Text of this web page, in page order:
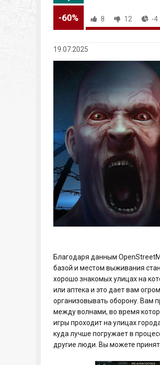
-60% 8 12 -4
19.07.2025
Благодаря данным
базой и местом выживания
хорошо знакомых улицах на
или аптека и это дает вам
организовывать оборону. Вам
между волнами, во время
игры проходит на улицах
куда лучше погружает в
другие люди. Вы можете